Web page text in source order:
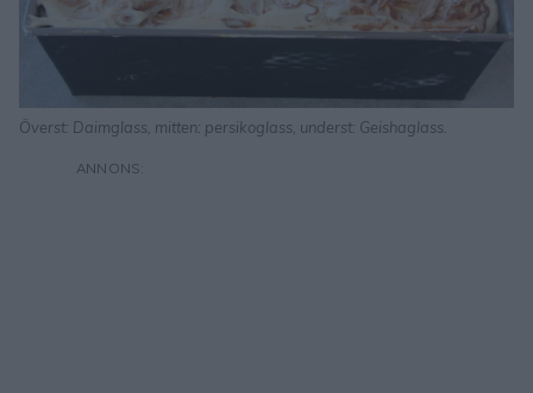
Överst: Daimglass, mitten: persikoglass, underst: Geishaglass.